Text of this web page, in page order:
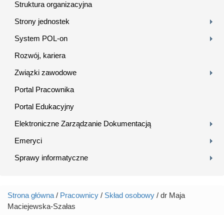
Struktura organizacyjna
Strony jednostek
System POL-on
Rozwój, kariera
Związki zawodowe
Portal Pracownika
Portal Edukacyjny
Elektroniczne Zarządzanie Dokumentacją
Emeryci
Sprawy informatyczne
Jesteś tutaj
Strona główna / Pracownicy / Skład osobowy / dr Maja
Maciejewska-Szałas